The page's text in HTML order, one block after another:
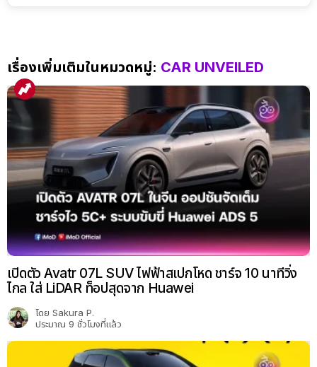
เรื่องเพิ่มเติมในหมวดหมู่: CAR UNVEILED
เปิดตัว Avatr 07L SUV ไฟฟ้าสเปกโหด ชาร์จ 10 นาทีวิ่ง
ไกล ใส่ LiDAR ท็อปสุดจาก Huawei
โดย Sakura P.
ประมาณ 9 ชั่วโมงที่แล้ว